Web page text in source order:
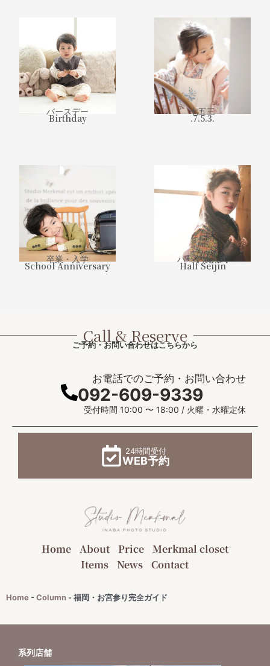
Birthday
バースデー
.7.5.3.
七五三
School Anniversary
卒業・入学
Half Seijin
ハーフ成人式
Call & Reserve
ご予約・お問い合わせはこちらから
お電話でのご予約・お問い合わせ
092-609-9339
受付時間 10:00 〜 18:00 / 火曜・水曜定休
24時間受付
WEB予約
Home About Price
Merkmal closet
Items
News Contact
Home -Column -福岡・お宮参り完全ガイド
系列店舗